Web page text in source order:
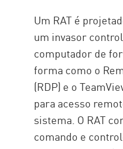
Um RAT é
um invasor
computador de
forma como o
(RDP) e o
para acesso
sistema. O RAT
comando e